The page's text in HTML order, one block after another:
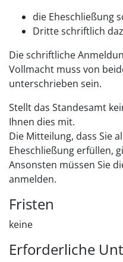
die Eheschließung
Dritte schriftlich
Die schriftliche
Vollmacht muss von
unterschrieben sein.
Stellt das Standesamt
Ihnen dies mit.
Die Mitteilung, dass Sie
Eheschließung erfüllen,
Ansonsten müssen Sie
anmelden.
Fristen
keine
Erforderliche